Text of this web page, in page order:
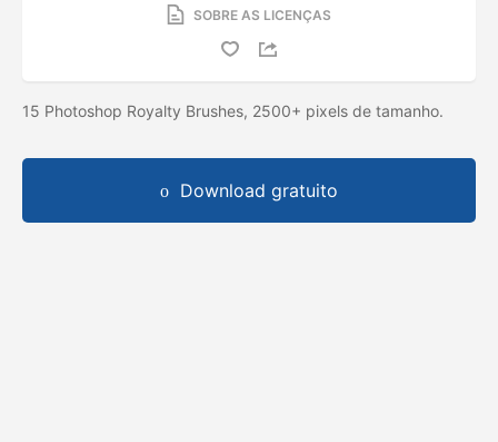
SOBRE AS LICENÇAS
15 Photoshop Royalty Brushes, 2500+ pixels de tamanho.
Download gratuito